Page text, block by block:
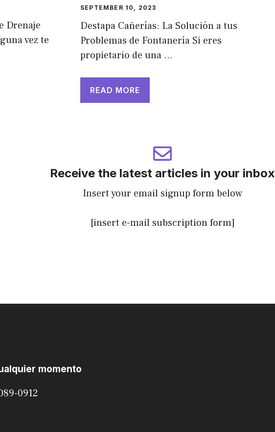
Drenaje
vez te
SEPTEMBER 10, 2023
Destapa Cañerías: La Solución a tus
Problemas de Fontanería Si eres
propietario de una …
READ MORE
Receive the latest articles in your inbox
Insert your email signup form below
[insert e-mail subscription form]
momento
0912